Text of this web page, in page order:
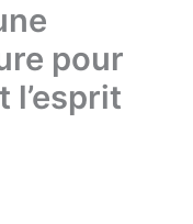
pour
l’esprit